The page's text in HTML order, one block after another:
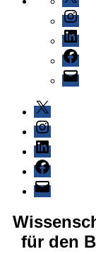
E-
Mail
X
Instagram
LinkedIn
Facebook
E-
Mail
für den